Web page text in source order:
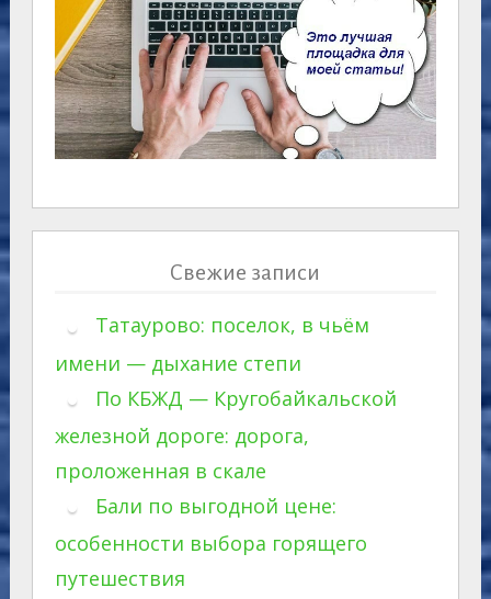
Свежие записи
Татаурово: поселок, в чьём
имени — дыхание степи
По КБЖД — Кругобайкальской
железной дороге: дорога,
проложенная в скале
Бали по выгодной цене:
особенности выбора горящего
путешествия